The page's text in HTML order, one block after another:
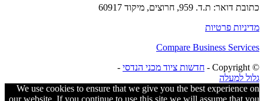
כתובת דואר: ת.ד. 959, חרוצים, מיקוד 60917
מדיניות פרטיות
Compare Business Services
© ‫Copyright -
חדשות ציוד מכני הנדסי -
גלול למעלה
We use cookies to ensure that we give you the best experience on
our website. If you continue to use this site we will assume that you